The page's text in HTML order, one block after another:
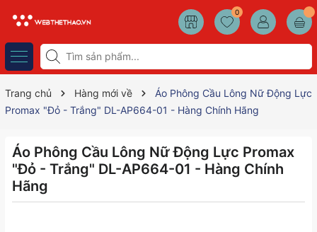
0
Trang chủ Hàng mới về
Áo Phông Cầu Lông Nữ Động Lực
Promax "Đỏ - Trắng" DL-AP664-01 - Hàng Chính Hãng
Áo Phông Cầu Lông Nữ Động Lực Promax
"Đỏ - Trắng" DL-AP664-01 - Hàng Chính
Hãng